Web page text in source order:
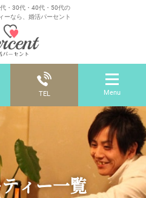
・30代・40代・50代の
ーなら、婚活パーセント
TEL Menu
ィー一覧